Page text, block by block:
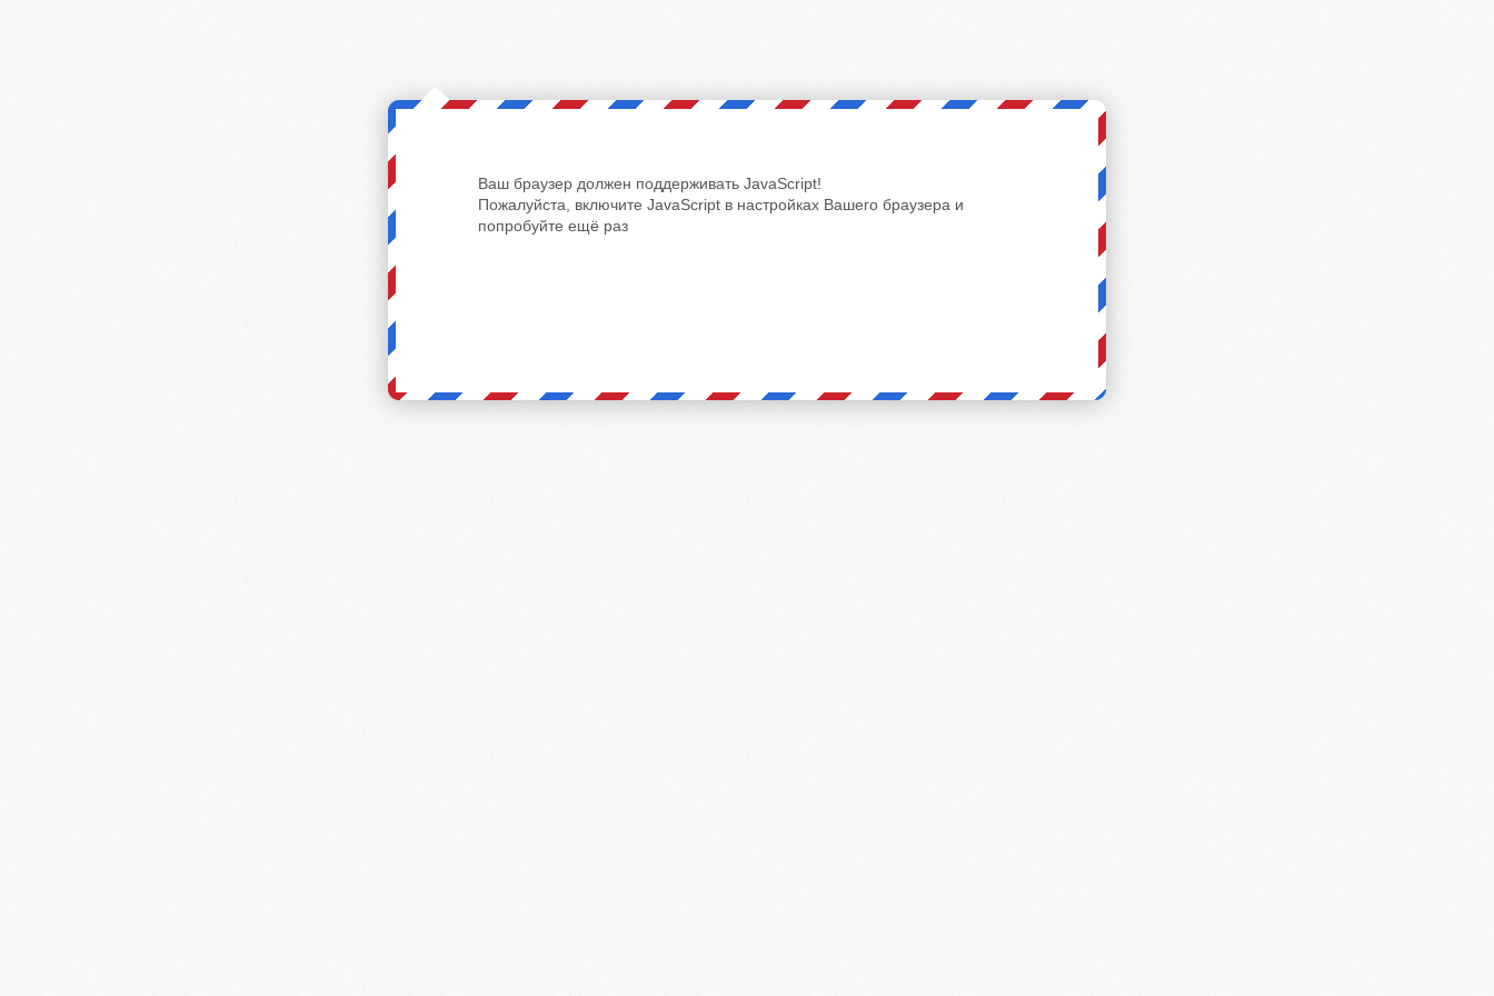
Ваш браузер должен поддерживать JavaScript!
Пожалуйста, включите JavaScript в настройках Вашего браузера и
попробуйте ещё раз